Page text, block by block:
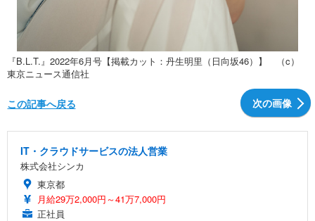
『B.L.T.』2022年6月号【掲載カット：丹生明里（日向坂46）】 （c）
東京ニュース通信社
次の画像
この記事へ戻る
IT・クラウドサービスの法人営業
株式会社シンカ
東京都
月給29万2,000円～41万7,000円
正社員